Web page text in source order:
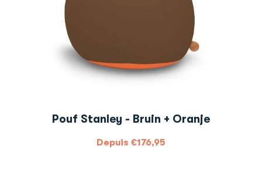
Pouf Stanley - Bruin + Oranje
Depuis €176,95